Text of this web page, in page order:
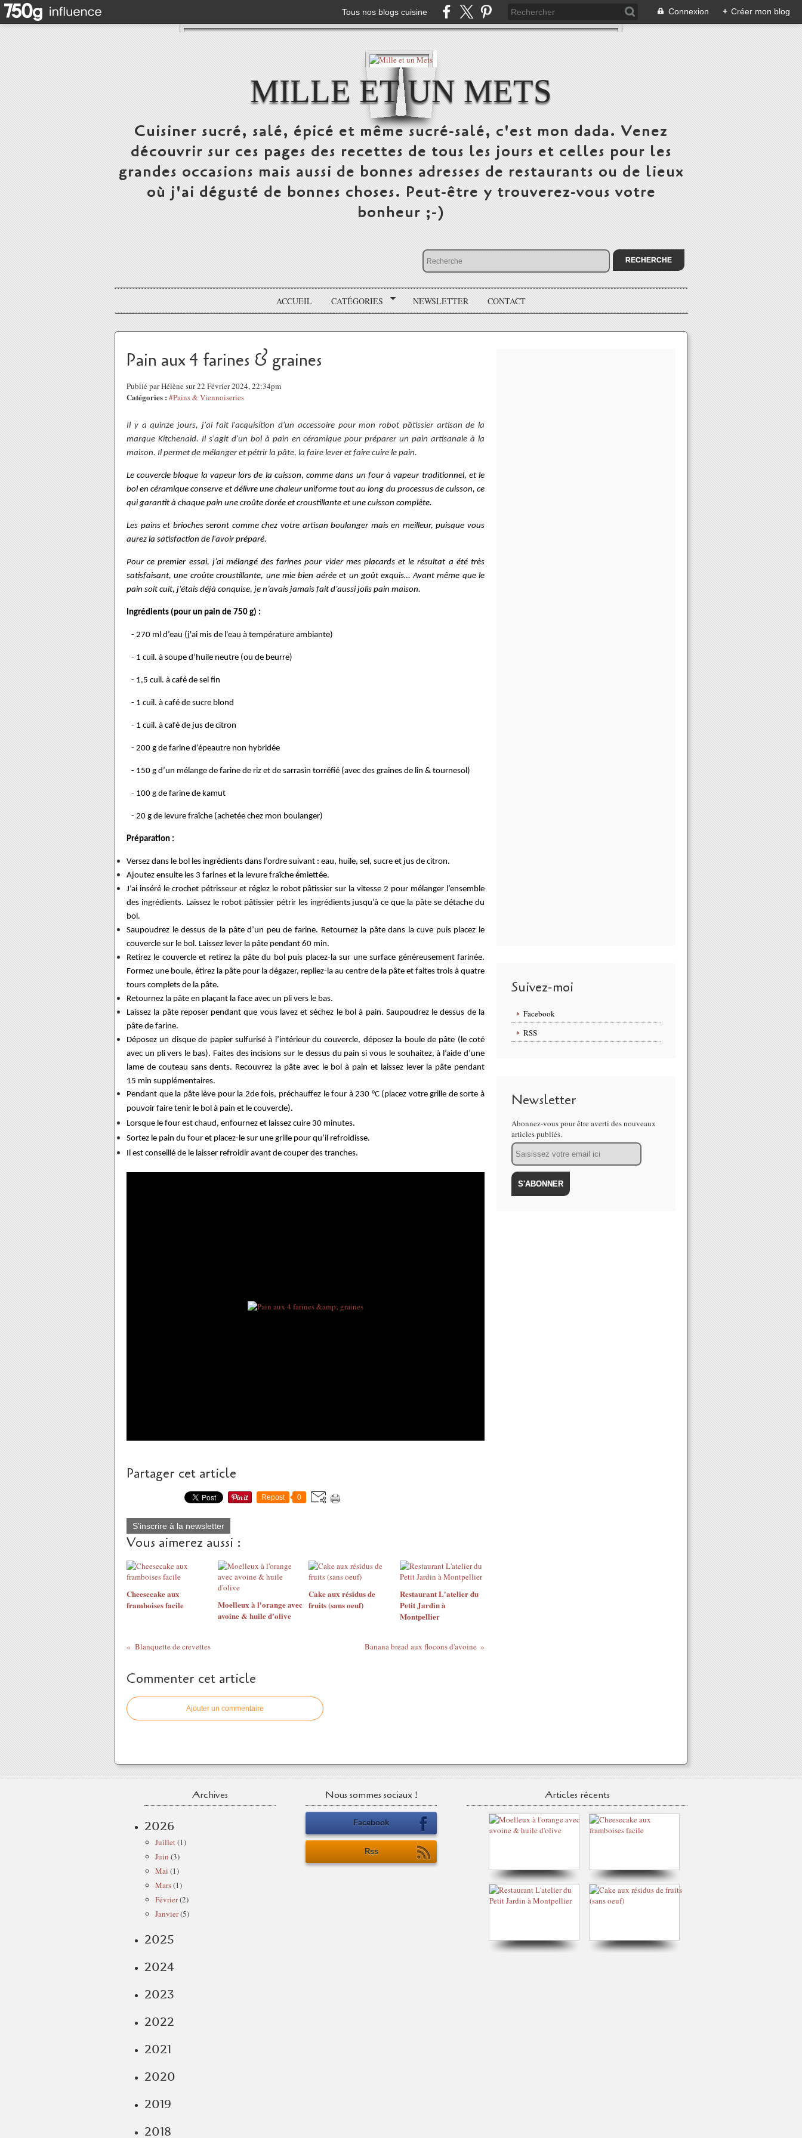
Tous nos blogs cuisine Connexion + Créer mon blog
MILLE ET UN METS
Cuisiner sucré, salé, épicé et même sucré-salé, c'est mon dada. Venez
découvrir sur ces pages des recettes de tous les jours et celles pour les
grandes occasions mais aussi de bonnes adresses de restaurants ou de lieux
où j'ai dégusté de bonnes choses. Peut-être y trouverez-vous votre
bonheur ;-)
ACCUEIL CATÉGORIES NEWSLETTER CONTACT
Pain aux 4 farines & graines
Publié par Hélène sur 22 Février 2024, 22:34pm
Catégories : #Pains & Viennoiseries
Il y a quinze jours, j'ai fait l'acquisition d'un accessoire pour mon robot pâtissier artisan de la
marque Kitchenaid. Il s'agit d'un bol à pain en céramique pour préparer un pain artisanale à la
maison. Il permet de mélanger et pétrir la pâte, la faire lever et faire cuire le pain.
Le couvercle bloque la vapeur lors de la cuisson, comme dans un four à vapeur traditionnel, et le
bol en céramique conserve et délivre une chaleur uniforme tout au long du processus de cuisson, ce
qui garantit à chaque pain une croûte dorée et croustillante et une cuisson complète.
Les pains et brioches seront comme chez votre artisan boulanger mais en meilleur, puisque vous
aurez la satisfaction de l'avoir préparé.
Pour ce premier essai, j’ai mélangé des farines pour vider mes placards et le résultat a été très
satisfaisant, une croûte croustillante, une mie bien aérée et un goût exquis… Avant même que le
pain soit cuit, j’étais déjà conquise, je n’avais jamais fait d’aussi jolis pain maison.
Ingrédients (pour un pain de 750 g) :
- 270 ml d’eau (j'ai mis de l'eau à température ambiante)
- 1 cuil. à soupe d’huile neutre (ou de beurre)
- 1,5 cuil. à café de sel fin
- 1 cuil. à café de sucre blond
- 1 cuil. à café de jus de citron
- 200 g de farine d’épeautre non hybridée
- 150 g d’un mélange de farine de riz et de sarrasin torréfié (avec des graines de lin & tournesol)
- 100 g de farine de kamut
- 20 g de levure fraîche (achetée chez mon boulanger)
Préparation :
Versez dans le bol les ingrédients dans l’ordre suivant : eau, huile, sel, sucre et jus de citron.
Ajoutez ensuite les 3 farines et la levure fraîche émiettée.
J’ai inséré le crochet pétrisseur et réglez le robot pâtissier sur la vitesse 2 pour mélanger l’ensemble
des ingrédients. Laissez le robot pâtissier pétrir les ingrédients jusqu’à ce que la pâte se détache du
bol.
Saupoudrez le dessus de la pâte d’un peu de farine. Retournez la pâte dans la cuve puis placez le
couvercle sur le bol. Laissez lever la pâte pendant 60 min.
Retirez le couvercle et retirez la pâte du bol puis placez-la sur une surface généreusement farinée.
Formez une boule, étirez la pâte pour la dégazer, repliez-la au centre de la pâte et faites trois à quatre
tours complets de la pâte.
Retournez la pâte en plaçant la face avec un pli vers le bas.
Laissez la pâte reposer pendant que vous lavez et séchez le bol à pain. Saupoudrez le dessus de la
pâte de farine.
Déposez un disque de papier sulfurisé à l’intérieur du couvercle, déposez la boule de pâte (le coté
avec un pli vers le bas). Faites des incisions sur le dessus du pain si vous le souhaitez, à l’aide d’une
lame de couteau sans dents. Recouvrez la pâte avec le bol à pain et laissez lever la pâte pendant
15 min supplémentaires.
Pendant que la pâte lève pour la 2de fois, préchauffez le four à 230 °C (placez votre grille de sorte à
pouvoir faire tenir le bol à pain et le couvercle).
Lorsque le four est chaud, enfournez et laissez cuire 30 minutes.
Sortez le pain du four et placez-le sur une grille pour qu’il refroidisse.
Il est conseillé de le laisser refroidir avant de couper des tranches.
Partager cet article
Repost 0
S'inscrire à la newsletter
Vous aimerez aussi :
Cheesecake aux
framboises facile
Moelleux à l'orange avec
avoine & huile d'olive
Cake aux résidus de
fruits (sans oeuf)
Restaurant L'atelier du
Petit Jardin à
Montpellier
Blanquette de crevettes Banana bread aux flocons d'avoine
Commenter cet article
Ajouter un commentaire
Suivez-moi
Facebook
RSS
Newsletter
Abonnez-vous pour être averti des nouveaux
articles publiés.
Email
Archives
2026
Juillet(1)
Juin (3)
Mai (1)
Mars(1)
Février(2)
Janvier(5)
2025
2024
2023
2022
2021
2020
2019
2018
Nous sommes sociaux !
Facebook
Rss
Articles récents